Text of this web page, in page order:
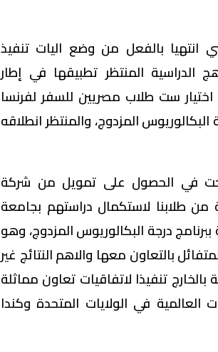
انتهيا بالفعل من وضع اليات تنفيذ
الدراسية المنتظر تطبيقها في إطار
اختيار ست طلاب مصريين للسفر لفرنسا
المزدوج، والمنتظر انطلاقه
في الحصول على تمويل من شركة
طلابنا لاستكمال دراستهم بجامعة
درجة البكالوريوس المزدوج، وهو
بالتعاون معها والاهم النتائج غير
تنفيذا لاتفاقيات تعاون مماثلة
في الولايات المتحدة وكندا